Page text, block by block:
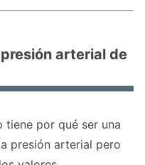
arterial de
tiene por qué ser una
presión arterial pero